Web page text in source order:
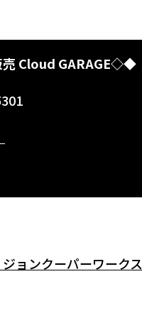
Cloud GARAGE◇◆
ョンクーパーワークス